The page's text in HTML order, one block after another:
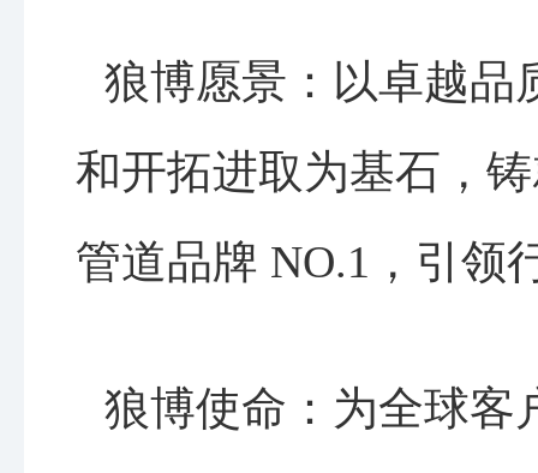
狼博愿景：以卓越品
和开拓进取为基石，
管道品牌 NO.1，引领
狼博使命：为全球客